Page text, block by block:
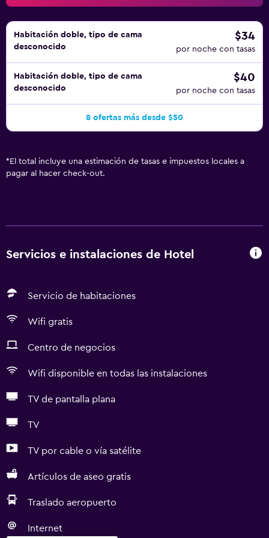
Habitación doble, tipo de cama
desconocido
$34
por noche con tasas
Habitación doble, tipo de cama
desconocido
$40
por noche con tasas
8 ofertas más desde $50
* El total incluye una estimación de tasas e impuestos locales a
pagar al hacer check-out.
Servicios e instalaciones de Hotel
Servicio de habitaciones
Wifi gratis
Centro de negocios
Wifi disponible en todas las instalaciones
TV de pantalla plana
TV
TV por cable o vía satélite
Artículos de aseo gratis
Traslado aeropuerto
Internet